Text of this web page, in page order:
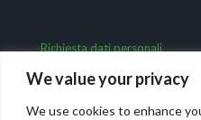
We value your privacy
We use cookies to enhance
Richiesta dati personali